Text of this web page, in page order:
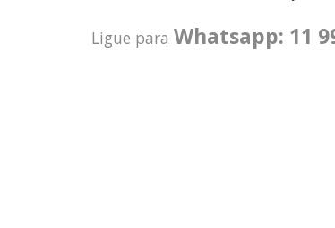
Ligue para Whatsapp: 11